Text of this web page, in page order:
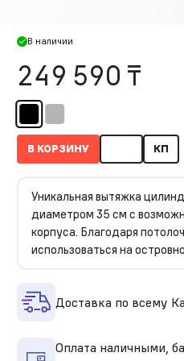
В наличии
249 590 ₸
В КОРЗИНУ КП
Уникальная вытяжка
диаметром 35 см с
корпуса. Благодаря
использоваться на
Доставка по всему
Оплата наличными,